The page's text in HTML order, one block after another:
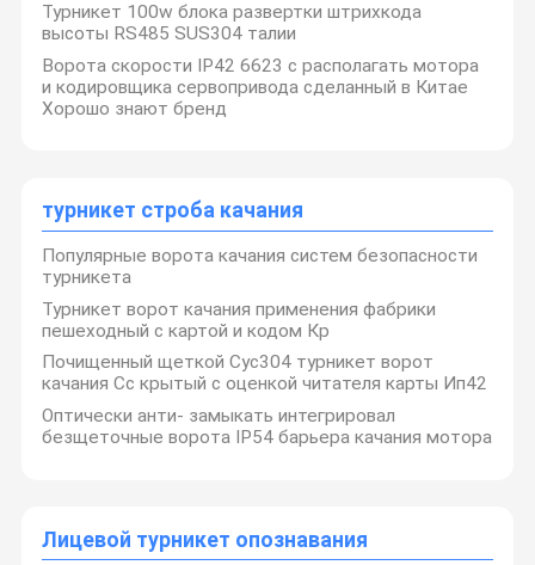
Турникет 100w блока развертки штрихкода
высоты RS485 SUS304 талии
Ворота скорости IP42 6623 с располагать мотора
и кодировщика сервопривода сделанный в Китае
Хорошо знают бренд
турникет строба качания
Популярные ворота качания систем безопасности
турникета
Турникет ворот качания применения фабрики
пешеходный с картой и кодом Кр
Почищенный щеткой Сус304 турникет ворот
качания Сс крытый с оценкой читателя карты Ип42
Оптически анти- замыкать интегрировал
безщеточные ворота IP54 барьера качания мотора
Лицевой турникет опознавания